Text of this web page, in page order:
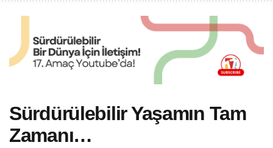
Sürdürülebilir Yaşamın Tam
Zamanı…